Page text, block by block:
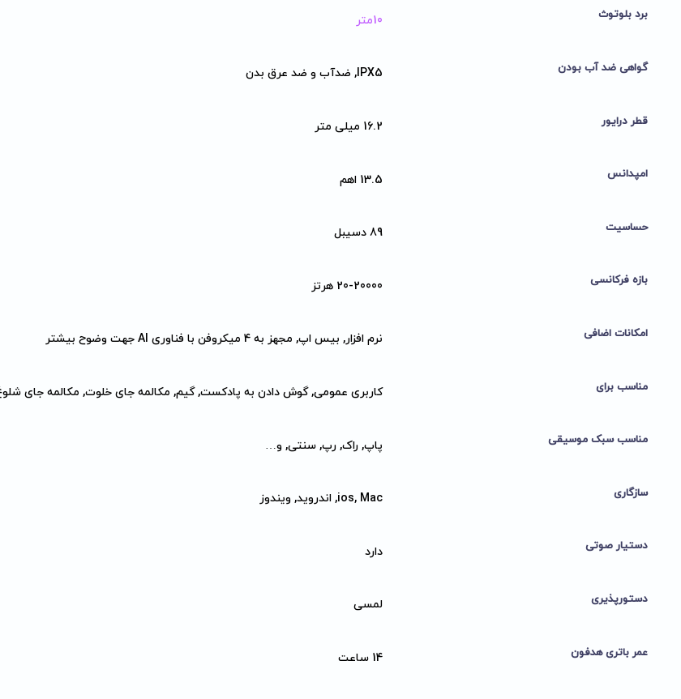
برد بلوتوث 10متر
گواهی ضد آب بودن IPX5, ضدآب و ضد عرق بدن
قطر درایور 16.2 میلی متر
امپدانس 13.5 اهم
حساسیت 89 دسیبل
بازه فرکانسی 20-20000 هرتز
امکانات اضافی نرم افزار, بیس اپ, مجهز به 4 میکروفن با فناوری AI جهت وضوح بیشتر
مناسب برای کاربری عمومی, گوش دادن به پادکست, گیم, مکالمه جای خلوت, مکالمه جای
مناسب سبک موسیقی پاپ, راک, رپ, سنتی, و…
سازگاری ios, Mac, اندروید, ویندوز
دستیار صوتی دارد
دستورپذیری لمسی
عمر باتری هدفون 14 ساعت